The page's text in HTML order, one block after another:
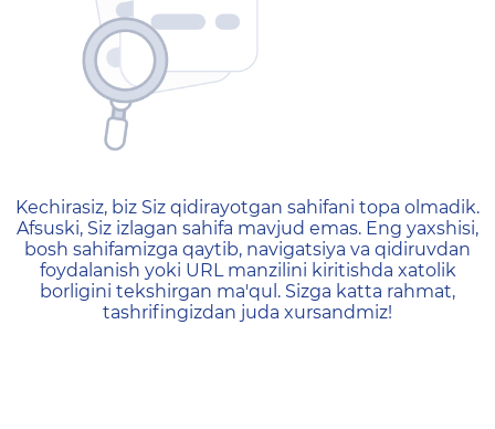
404 — Страница не
Kechirasiz, biz Siz qidirayotgan sahifani topa olmadik.
Afsuski, Siz izlagan sahifa mavjud emas. Eng yaxshisi,
bosh sahifamizga qaytib, navigatsiya va qidiruvdan
foydalanish yoki URL manzilini kiritishda xatolik
borligini tekshirgan ma'qul. Sizga katta rahmat,
tashrifingizdan juda xursandmiz!